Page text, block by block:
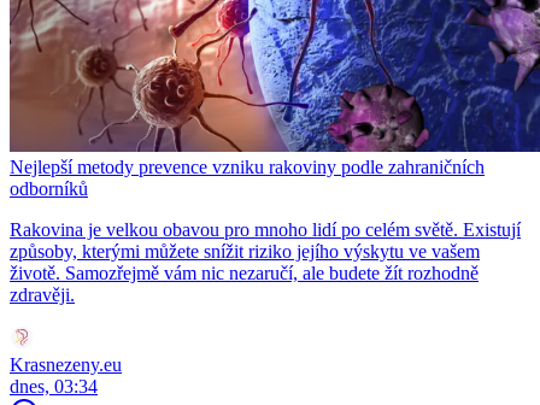
Nejlepší metody prevence vzniku rakoviny podle zahraničních
odborníků
Rakovina je velkou obavou pro mnoho lidí po celém světě. Existují
způsoby, kterými můžete snížit riziko jejího výskytu ve vašem
životě. Samozřejmě vám nic nezaručí, ale budete žít rozhodně
zdravěji.
Krasnezeny.eu
dnes, 03:34